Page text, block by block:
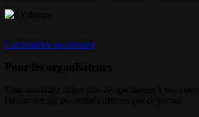
Commandez maintenant